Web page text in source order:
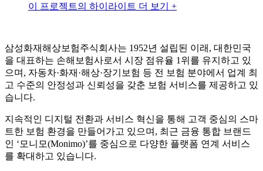
이 프로젝트의 하이라이트 더 보기 +
삼성화재해상보험주식회사는 1952년 설립된 이래, 대한민국
을 대표하는 손해보험사로서 시장 점유율 1위를 유지하고 있
으며, 자동차·화재·해상·장기보험 등 전 보험 분야에서 업계 최
고 수준의 안정성과 신뢰성을 갖춘 보험 서비스를 제공하고 있
습니다.
지속적인 디지털 전환과 서비스 혁신을 통해 고객 중심의 스마
트한 보험 환경을 만들어가고 있으며, 최근 금융 통합 브랜드
인 ‘모니모(Monimo)’를 중심으로 다양한 플랫폼 연계 서비스
를 확대하고 있습니다.